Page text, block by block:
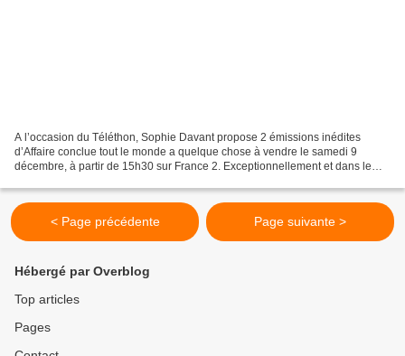
A l’occasion du Téléthon, Sophie Davant propose 2 émissions inédites
d’Affaire conclue tout le monde a quelque chose à vendre le samedi 9
décembre, à partir de 15h30 sur France 2. Exceptionnellement et dans le
< Page précédente Page suivante >
Hébergé par Overblog
Top articles
Pages